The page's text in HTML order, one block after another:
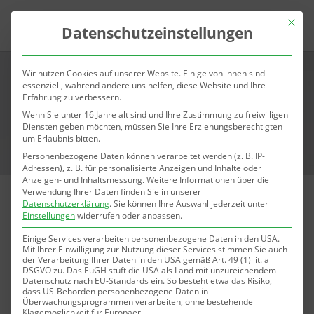
Stirnfalten entfernen / unterspritzen mit
Botox® (Botulinum)
R Sichere & langanhaltende Behandlungen
R Spezialisierte und erfahrene Ärzte
Mit
Datenschutzeinstellungen
Wir nutzen Cookies auf unserer Website. Einige von ihnen sind
essenziell, während andere uns helfen, diese Website und Ihre
Erfahrung zu verbessern.
Wenn Sie unter 16 Jahre alt sind und Ihre Zustimmung zu freiwilligen
Diensten geben möchten, müssen Sie Ihre Erziehungsberechtigten
um Erlaubnis bitten.
Personenbezogene Daten können verarbeitet werden (z. B. IP-
Adressen), z. B. für personalisierte Anzeigen und Inhalte oder
Anzeigen- und Inhaltsmessung.Weitere Informationen über die
Verwendung Ihrer Daten finden Sie in unserer
Datenschutzerklärung.Sie können Ihre Auswahl jederzeit unter
Einstellungenwiderrufen oder anpassen.
Einige Services verarbeiten personenbezogene Daten in den USA.
Mit Ihrer Einwilligung zur Nutzung dieser Services stimmen Sie auch
der Verarbeitung Ihrer Daten in den USA gemäß Art. 49 (1) lit. a
DSGVO zu. Das EuGH stuft die USA als Land mit unzureichendem
Datenschutz nach EU-Standards ein. So besteht etwa das Risiko,
dass US-Behörden personenbezogene Daten in
Überwachungsprogrammen verarbeiten, ohne bestehende